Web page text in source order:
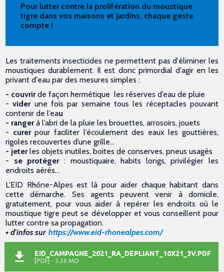
Pour lutter contre la prolifération du moustique
tigre dans vos maisons et jardins, chaque geste
compte !
Les traitements insecticides ne permettent pas d'éliminer les
moustiques durablement. Il est donc primordial d'agir en les
privant d'eau par des mesures simples :
- couvrirde façon hermétique les réserves d’eau de pluie
-viderune fois par semaine tous les réceptacles pouvant
contenir de l’eau
- rangerà l’abri de la pluie les brouettes, arrosoirs, jouets
- curerpour faciliter l’écoulement des eaux les gouttières,
rigoles recouvertes d’une grille…
- jeterles objets inutiles, boites de conserves, pneus usagés
- se protéger : moustiquaire, habits longs, privilégier les
endroits aérés…
L'EID Rhône-Alpes est là pour aider chaque habitant dans
cette démarche. Ses agents peuvent venir à domicile,
gratuitement, pour vous aider à repérer les endroits où le
moustique tigre peut se développer et vous conseillent pour
lutter contre sa propagation.
+ d'infos surhttps://www.eid-rhonealpes.com/
EID_CAMPAGNE_2021_RA_DEPLIANT_10X21_3V.PDF
[PDF] - 5.36 MO